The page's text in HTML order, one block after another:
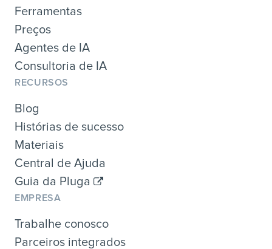
Ferramentas
Preços
Agentes de IA
Consultoria de IA
RECURSOS
Blog
Histórias de sucesso
Materiais
Central de Ajuda
Guia da Pluga
EMPRESA
Trabalhe conosco
Parceiros integrados